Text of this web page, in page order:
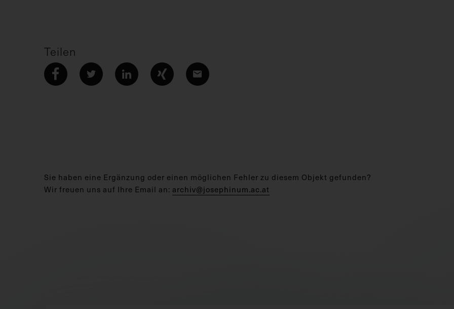
Teilen
Sie haben eine Ergänzung oder einen möglichen Fehler zu diesem Objekt gefunden?
Wir freuen uns auf Ihre Email an: archiv@josephinum.ac.at